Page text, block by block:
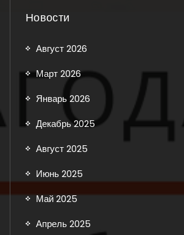
Новости
Август 2026
Март 2026
Январь 2026
Декабрь 2025
Август 2025
Июнь 2025
Май 2025
Апрель 2025